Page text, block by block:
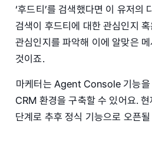
‘후드티’를 검색했다면 이 유저의
검색이 후드티에 대한 관심인지
관심인지를 파악해 이에 알맞은
것이죠.
마케터는 Agent Console 기능을
CRM 환경을 구축할 수 있어요.
단계로 추후 정식 기능으로 오픈